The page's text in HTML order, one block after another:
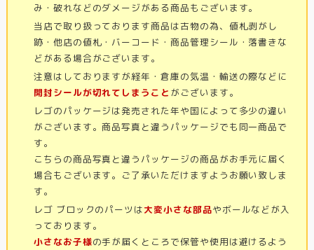
み・破れなどのダメージがある商品もございます。
当店で取り扱っております商品は古物の為、値札剥がし
跡・他店の値札・バーコード・商品管理シール・落書きな
どがある場合がございます。
注意はしておりますが経年・倉庫の気温・輸送の際などに
開封シールが切れてしまうこと がございます。
レゴのパッケージは発売された年や国によって多少の違い
がございます。商品写真と違うパッケージでも同一商品で
す。
こちらの商品写真と違うパッケージの商品がお手元に届く
場合もございます。ご了承いただけますようお願い致しま
す。
レゴ ブロックのパーツは大変小さな部品やボールなどが入
っております。
小さなお子様の手が届くところで保管や使用は避けるよう